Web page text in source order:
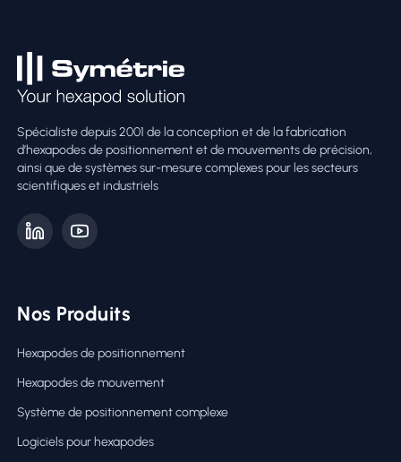
Spécialiste depuis 2001 de la conception et de la fabrication
d’hexapodes de positionnement et de mouvements de précision,
ainsi que de systèmes sur-mesure complexes pour les secteurs
scientifiques et industriels
Nos Produits
Hexapodes de positionnement
Hexapodes de mouvement
Système de positionnement complexe
Logiciels pour hexapodes